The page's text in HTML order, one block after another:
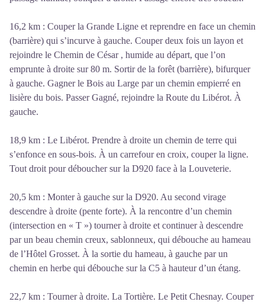
16,2 km : Couper la Grande Ligne et reprendre en face un chemin
(barrière) qui s’incurve à gauche. Couper deux fois un layon et
rejoindre le Chemin de César , humide au départ, que l’on
emprunte à droite sur 80 m. Sortir de la forêt (barrière), bifurquer
à gauche. Gagner le Bois au Large par un chemin empierré en
lisière du bois. Passer Gagné, rejoindre la Route du Libérot. À
gauche.
18,9 km : Le Libérot. Prendre à droite un chemin de terre qui
s’enfonce en sous-bois. À un carrefour en croix, couper la ligne.
Tout droit pour déboucher sur la D920 face à la Louveterie.
20,5 km : Monter à gauche sur la D920. Au second virage
descendre à droite (pente forte). À la rencontre d’un chemin
(intersection en « T ») tourner à droite et continuer à descendre
par un beau chemin creux, sablonneux, qui débouche au hameau
de l’Hôtel Grosset. À la sortie du hameau, à gauche par un
chemin en herbe qui débouche sur la C5 à hauteur d’un étang.
22,7 km : Tourner à droite. La Tortière. Le Petit Chesnay. Couper